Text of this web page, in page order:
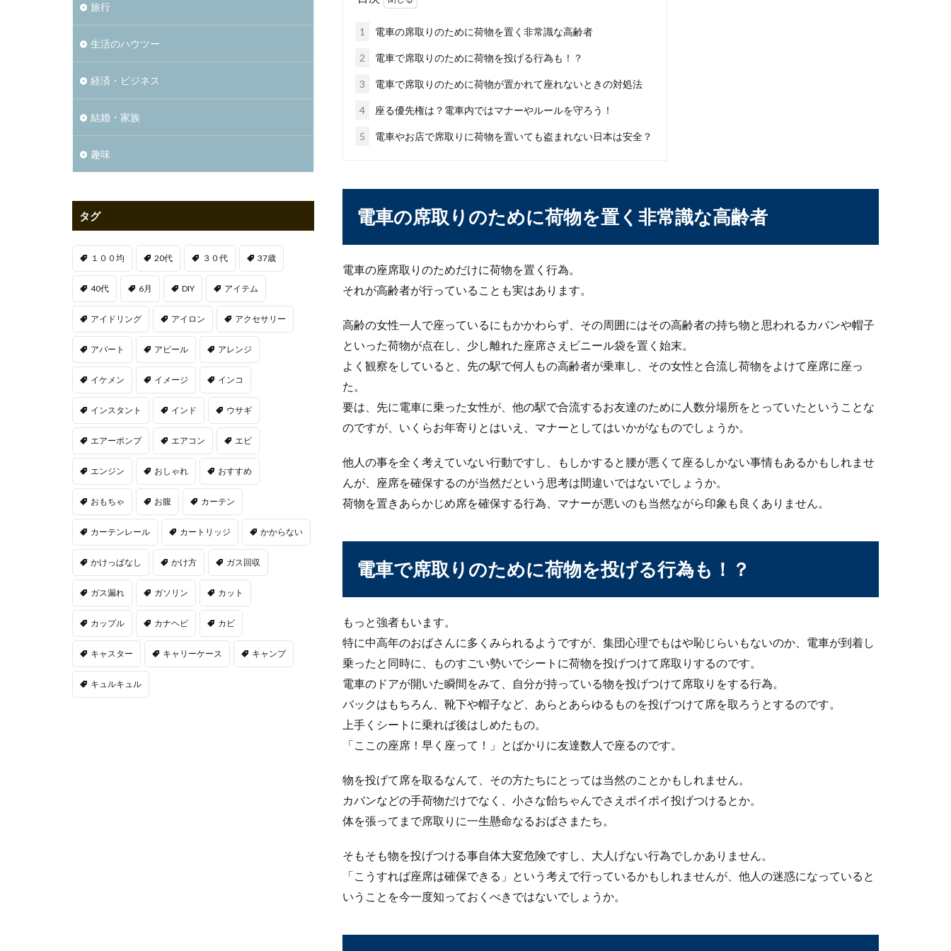
人の方が多いの...
音を使った名前やその由来。人気がある男の子・女の子の名前
う漢字を使いた...
重曹を使うと嫌な足の臭いに効果が？重曹を使った足湯方法
汗をかく季節になると、足の臭いが気になりませんか？特に一日中、靴を履きっぱなしの方は足
スッポン【飼育について】水槽の大きさや水量と温度などの注意点
スッポンを飼育するには水槽を用意しなければなりません。初心者だとどのくらいの大きさの水
槽を用意したら...
原付の書類を紛失！再発行可能？手順と必要なもの・費用について
原付の書類が必要になって探しても見つからない！書類を紛失してしまった時、再発行ができる
1 電車の席取りのために荷物を置く非常識な高齢者
2 電車で席取りのために荷物を投げる行為も！？
3 電車で席取りのために荷物が置かれて座れないときの対処法
4 座る優先権は？電車内ではマナーやルールを守ろう！
5 電車やお店で席取りに荷物を置いても盗まれない日本は安全？
電車の席取りのために荷物を置く非常識な高齢者
電車の座席取りのためだけに荷物を置く行為。
それが高齢者が行っていることも実はあります。
高齢の女性一人で座っているにもかかわらず、その周囲にはその高齢者の持ち物と思われるカバンや帽子
といった荷物が点在し、少し離れた座席さえビニール袋を置く始末。
よく観察をしていると、先の駅で何人もの高齢者が乗車し、その女性と合流し荷物をよけて座席に座っ
た。
要は、先に電車に乗った女性が、他の駅で合流するお友達のために人数分場所をとっていたということな
のですが、いくらお年寄りとはいえ、マナーとしてはいかがなものでしょうか。
他人の事を全く考えていない行動ですし、もしかすると腰が悪くて座るしかない事情もあるかもしれませ
んが、座席を確保するのが当然だという思考は間違いではないでしょうか。
荷物を置きあらかじめ席を確保する行為、マナーが悪いのも当然ながら印象も良くありません。
電車で席取りのために荷物を投げる行為も！？
もっと強者もいます。
特に中高年のおばさんに多くみられるようですが、集団心理でもはや恥じらいもないのか、電車が到着し
乗ったと同時に、ものすごい勢いでシートに荷物を投げつけて席取りするのです。
電車のドアが開いた瞬間をみて、自分が持っている物を投げつけて席取りをする行為。
バックはもちろん、靴下や帽子など、あらとあらゆるものを投げつけて席を取ろうとするのです。
上手くシートに乗れば後はしめたもの。
「ここの座席！早く座って！」とばかりに友達数人で座るのです。
物を投げて席を取るなんて、その方たちにとっては当然のことかもしれません。
カバンなどの手荷物だけでなく、小さな飴ちゃんでさえポイポイ投げつけるとか。
体を張ってまで席取りに一生懸命なるおばさまたち。
そもそも物を投げつける事自体大変危険ですし、大人げない行為でしかありません。
「こうすれば座席は確保できる」という考えで行っているかもしれませんが、他人の迷惑になっていると
いうことを今一度知っておくべきではないでしょうか。
旅行
生活のハウツー
経済・ビジネス
結婚・家族
趣味
タグ
１００均 20代 ３０代 37歳
40代 6月 DIY アイテム
アイドリング アイロン アクセサリー
アパート アピール アレンジ
イケメン イメージ インコ
インスタント インド ウサギ
エアーポンプ エアコン エビ
エンジン おしゃれ おすすめ
おもちゃ お腹 カーテン
カーテンレール カートリッジ かからない
かけっぱなし かけ方 ガス回収
ガス漏れ ガソリン カット
カップル カナヘビ カビ
キャスター キャリーケース キャンプ
キュルキュル